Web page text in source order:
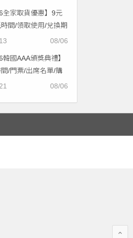
全家取貨優惠】9元
間/領取使用/兌換期
！
08/06
韓國AAA頒獎典禮】
/門票/出席名單/購
！
08/06